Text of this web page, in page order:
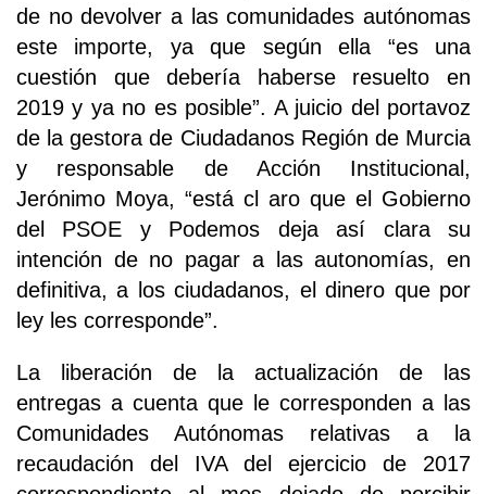
de no devolver a las comunidades autónomas
este importe, ya que según ella “es una
cuestión que debería haberse resuelto en
2019 y ya no es posible”. A juicio del portavoz
de la gestora de Ciudadanos Región de Murcia
y responsable de Acción Institucional,
Jerónimo Moya, “está cl aro que el Gobierno
del PSOE y Podemos deja así clara su
intención de no pagar a las autonomías, en
definitiva, a los ciudadanos, el dinero que por
ley les corresponde”.
La liberación de la actualización de las
entregas a cuenta que le corresponden a las
Comunidades Autónomas relativas a la
recaudación del IVA del ejercicio de 2017